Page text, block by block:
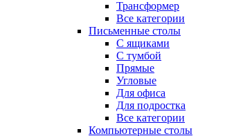
Трансформер
Все категории
Письменные столы
С ящиками
С тумбой
Прямые
Угловые
Для офиса
Для подростка
Все категории
Компьютерные столы